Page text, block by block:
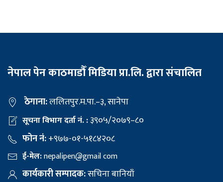
नेपाल पेन काठमाडौँ मिडिया प्रा.लि. द्वारा संचालित
ठेगाना:ललितपुर.म.पा.–३, सानेपा
सूचना विभाग दर्ता नं. :३९०५/२०७९–८०
फोन नं:+९७७-०१-५१८४२०८
ई-मेल:nepalipen@gmail com
कार्यकारी सम्पादक:सचिना बानियाँ